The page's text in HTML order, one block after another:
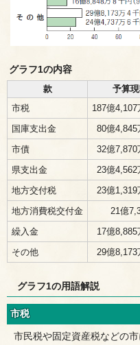
グラフ1の内容
款
予算
市税
187億4,107
国庫支出金
80億4,845
市債
32億7,870
県支出金
23億4,562
地方交付税
23億1,319
地方消費税交付金
21億
繰入金
17億8,885
その他
29億8,173
グラフ1の用語解説
市税
市民税や固定資産税などの